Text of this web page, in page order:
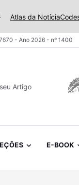
Atlas da Notícia
- Ano 2026 - nº 1400
Artigo
E-BOOK